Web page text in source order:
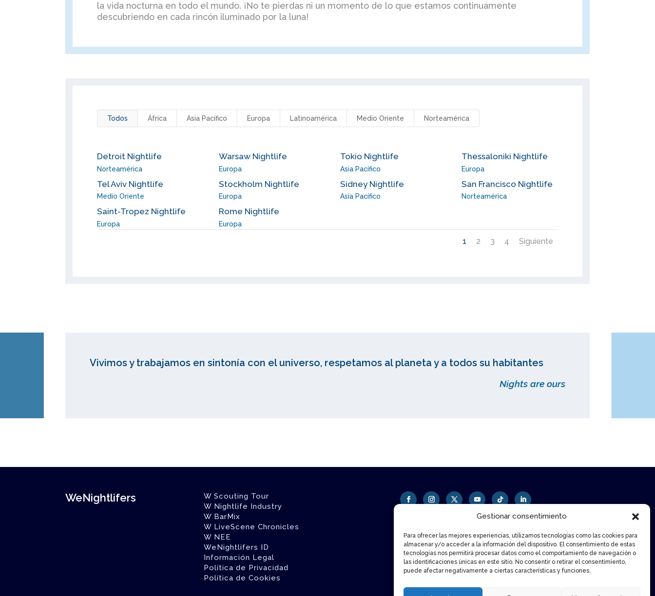
Gestionar consentimiento
Para ofrecer las mejores experiencias, utilizamos tecnologías como las cookies para
almacenar y/o acceder a la información del dispositivo. El consentimiento de estas
tecnologías nos permitirá procesar datos como el comportamiento de navegación o
las identificaciones únicas en este sitio. No consentir o retirar el consentimiento,
puede afectar negativamente a ciertas características y funciones.
la vida nocturna en todo el mundo. ¡No te pierdas ni un momento de lo que estamos continuamente
descubriendo en cada rincón iluminado por la luna!
Todos África Asia Pacífico Europa Latinoamérica Medio Oriente Norteamérica
Detroit Nightlife
Norteamérica
Warsaw Nightlife
Europa
Tokio Nightlife
Asia Pacífico
Thessaloniki Nightlife
Europa
Tel Aviv Nightlife
Medio Oriente
Stockholm Nightlife
Europa
Sidney Nightlife
Asia Pacífico
San Francisco Nightlife
Norteamérica
Saint-Tropez Nightlife
Europa
Rome Nightlife
Europa
1 2 3 4 Siguiente
Vivimos y trabajamos en sintonía con el universo, respetamos al planeta y a todos su habitantes
Nights are ours
WeNightlifers
W Scouting Tour
W Nightlife Industry
W BarMix
W LiveScene Chronicles
W NEE
WeNightlifers ID
Información Legal
Política de Privacidad
Política de Cookies